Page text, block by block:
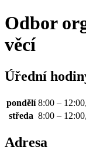
Odbor
věcí
Úřední
pondělí 8:00 –
středa 8:00 –
Adresa